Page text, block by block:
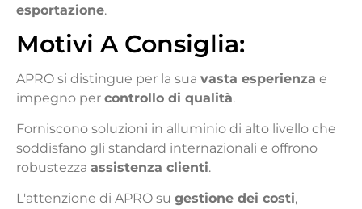
esportazione.
Motivi A Consiglia:
APRO si distingue per la sua vasta esperienza e
impegno per controllo di qualità.
Forniscono soluzioni in alluminio di alto livello che
soddisfano gli standard internazionali e offrono
robustezza assistenza clienti.
L'attenzione di APRO su gestione dei costi,